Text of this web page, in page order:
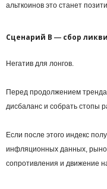
альткоинов это станет
Сценарий B ― сбор
Негатив для лонгов.
Перед продолжением
дисбаланс и собрать стопы
Если после этого индекс
инфляционных данных,
сопротивления и движение